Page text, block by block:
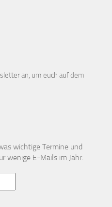
an, um euch auf dem
wichtige Termine und
wenige E-Mails im Jahr.